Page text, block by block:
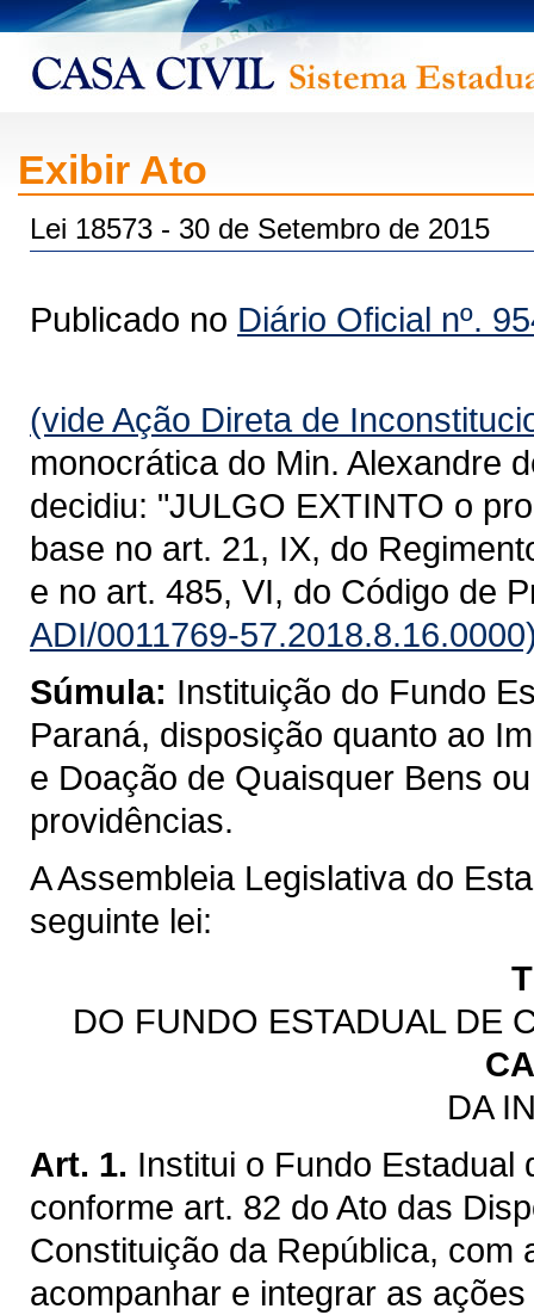
Exibir Ato
Lei 18573 - 30 de Setembro de 2015
Publicado no Diário Oficial nº.
(vide Ação Direta de
monocrática do Min. Alexandre
decidiu: "JULGO EXTINTO o
base no art. 21, IX, do
e no art. 485, VI, do Código de
ADI/0011769-
Súmula: Instituição do Fundo
Paraná, disposição quanto ao
e Doação de Quaisquer Bens
providências.
A Assembleia Legislativa do
seguinte lei:
DO FUNDO ESTADUAL DE
DA
Art. 1. Institui o Fundo Estadual
conforme art. 82 do Ato das
Constituição da República, com
acompanhar e integrar as